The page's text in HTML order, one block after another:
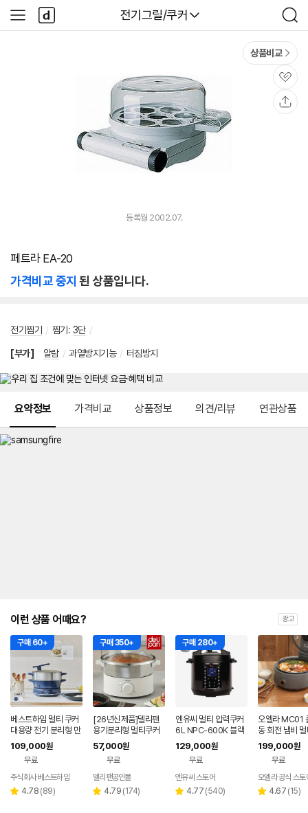
다나와
전기그릴/쿠커
검
색
사
이
다
나
와
상품비교
관
심
등록월 2002.07.
페트라 EA-20
가격비교 중지 된 상품입니다.
전기찜기 / 찜기 : 3단 /
[부가] 알람 / 과열방지기능 / 터짐방지
요약정보 가격비교 상품정보 의견/리뷰 연관상품
이런 상품 어때요? 광고
구매 60+
베스트하임 멀티 쿠커
대용량 전기 분리형 만
능 스텐 전골 냄비 찜기
ESR-TG60
109,000원
무료
주식회사 베스트하임
별 4.78 리
(89)
구매 350+
[26년신제품]델리팬
용기분리형 멀티쿠커
전기그릴 찜기 전기냄
비 핫플레이트 DEL-M
57,000원
무료
페이
델리팬공인몰
별 4.79 리
(174)
구매 280+
엔유씨 멀티 압력쿠커
6L NPC-600K 블랙
전기쿠커
129,000원
무료
엔유씨 스토어
별 4.77 리
(540)
오엘라 MC01
동 회전 냄비
199,000원
무료
오엘라 공식 스토
별 4.67 리
(15)